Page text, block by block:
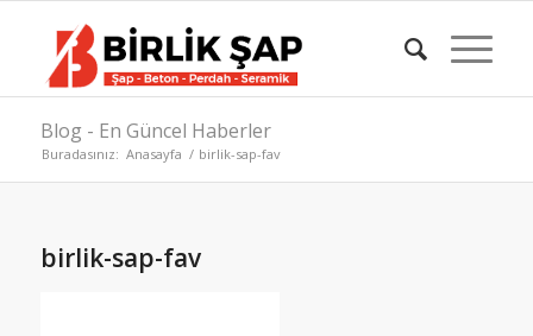
Blog - En Güncel Haberler
Buradasınız: Anasayfa / birlik-sap-fav
birlik-sap-fav